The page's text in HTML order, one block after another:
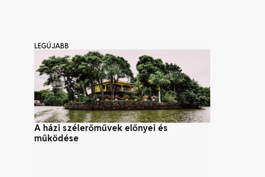
LEGÚJABB
A házi szélerőművek előnyei és
működése